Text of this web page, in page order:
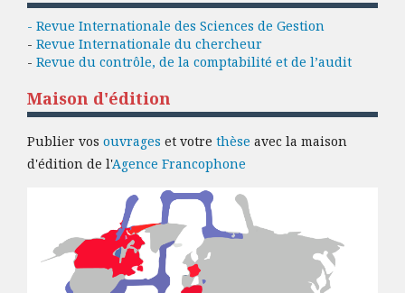
- Revue Internationale des Sciences de Gestion
- Revue Internationale du chercheur
- Revue du contrôle, de la comptabilité et de l’audit
Maison d'édition
Publier vos ouvrages et votre thèse avec la maison
d'édition de l'Agence Francophone